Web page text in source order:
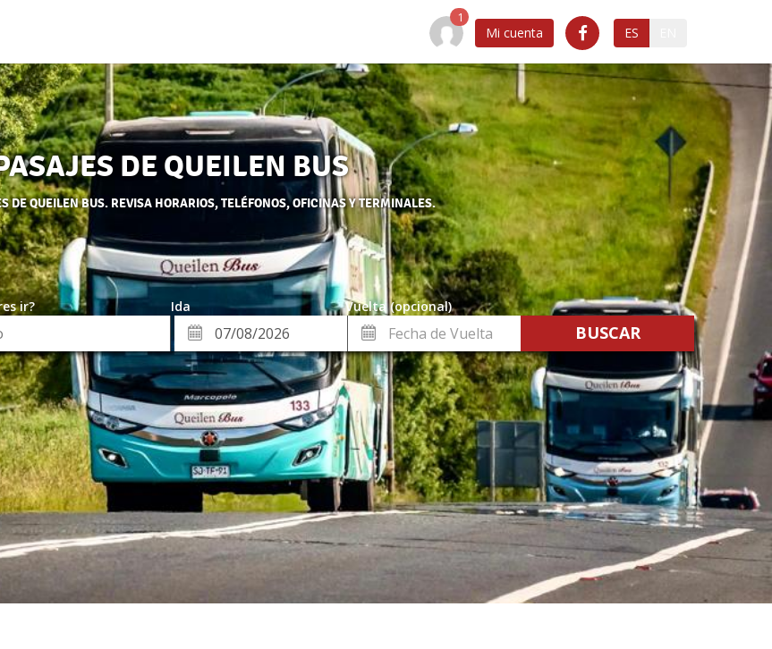
Mi cuenta ES
DE QUEILEN BUS
DE QUEILEN BUS. REVISA HORARIOS, TELÉFONOS, OFICINAS Y TERMINALES.
ir? Ida
Vuelta (opcional)
Fecha
de
Ida
Fecha
de
Vuelta